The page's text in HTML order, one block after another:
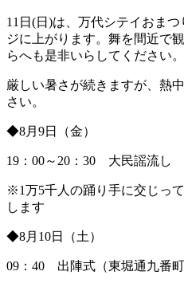
11日(日)は、万代シテイおま
ジに上がります。舞を間近で
らへも是非いらしてください。
厳しい暑さが続きますが、熱
さい。
◆8月9日（金）
19：00～20：30 大民謡流し
※1万5千人の踊り手に交じっ
します
◆8月10日（土）
09：40 出陣式（東堀通九番